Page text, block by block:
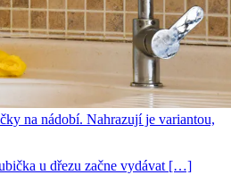
na nádobí. Nahrazují je variantou,
u dřezu začne vydávat […]